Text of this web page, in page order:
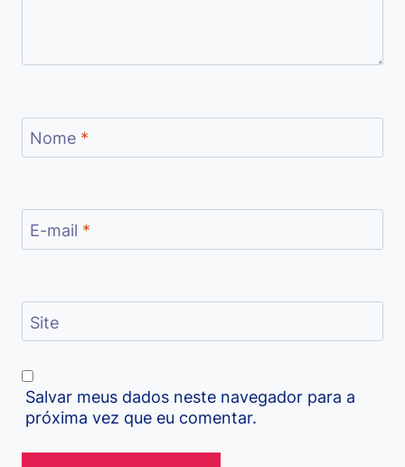
Nome *
E-mail *
Site
Salvar meus dados neste navegador para a
próxima vez que eu comentar.